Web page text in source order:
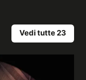
Vedi tutte 23